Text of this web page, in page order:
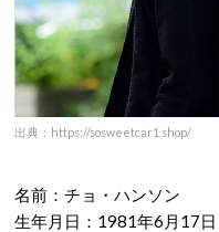
出典：https://sosweetcar1.shop/
名前：チョ・ハンソン
生年月日：1981年6月17日